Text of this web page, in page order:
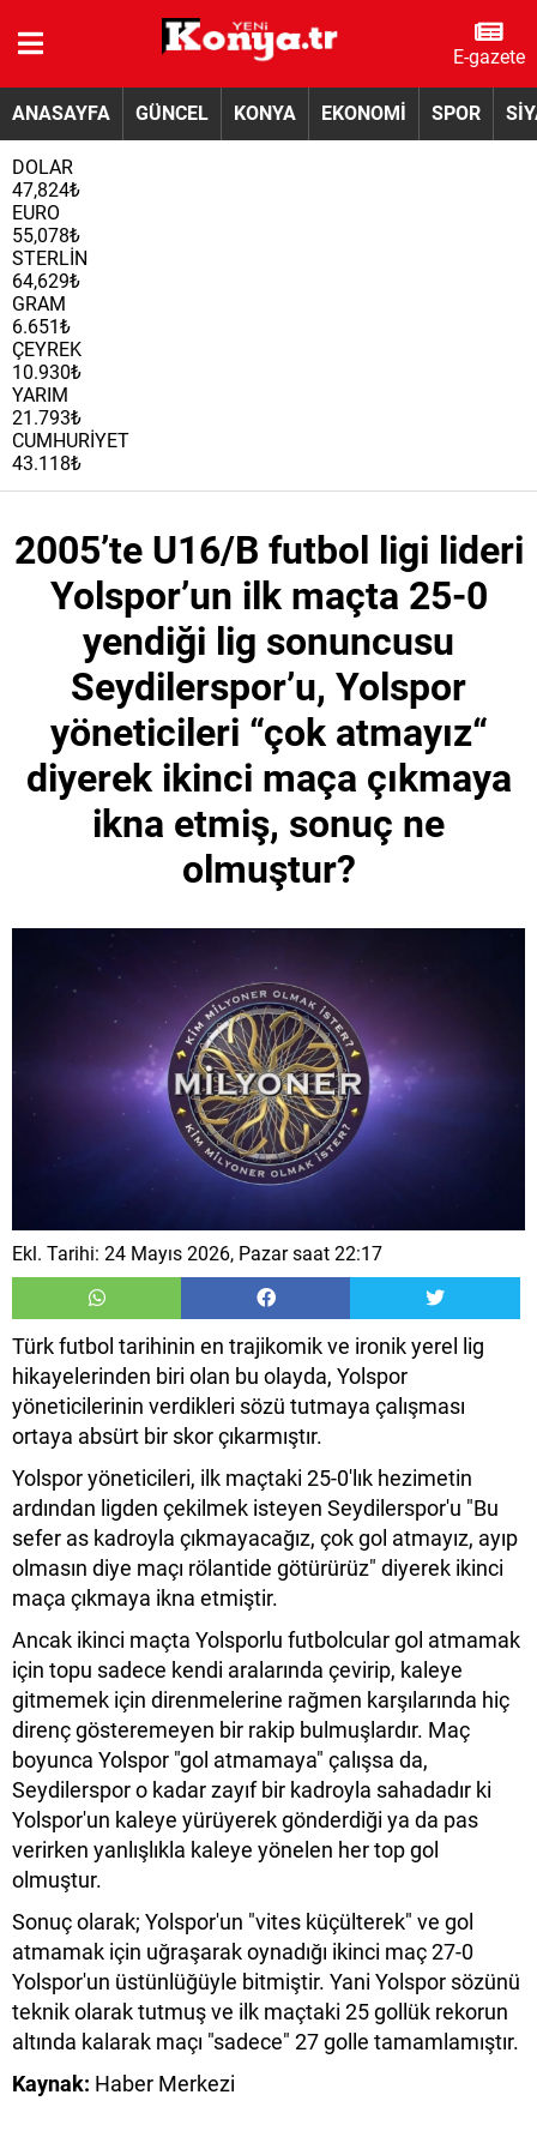
E-gazete
ANASAYFA GÜNCEL KONYA EKONOMİ SPOR
DOLAR
47,824₺
EURO
55,078₺
STERLİN
64,629₺
GRAM
6.651₺
ÇEYREK
10.930₺
YARIM
21.793₺
CUMHURİYET
43.118₺
2005’te U16/B futbol ligi lideri
Yolspor’un ilk maçta 25-0
yendiği lig sonuncusu
Seydilerspor’u, Yolspor
yöneticileri “çok atmayız“
diyerek ikinci maça çıkmaya
ikna etmiş, sonuç ne
olmuştur?
Ekl. Tarihi: 24 Mayıs 2026, Pazar saat 22:17
Türk futbol tarihinin en trajikomik ve ironik yerel lig
hikayelerinden biri olan bu olayda, Yolspor
yöneticilerinin verdikleri sözü tutmaya çalışması
ortaya absürt bir skor çıkarmıştır.
​Yolspor yöneticileri, ilk maçtaki 25-0'lık hezimetin
ardından ligden çekilmek isteyen Seydilerspor'u "Bu
sefer as kadroyla çıkmayacağız, çok gol atmayız, ayıp
olmasın diye maçı rölantide götürürüz" diyerek ikinci
maça çıkmaya ikna etmiştir.
​Ancak ikinci maçta Yolsporlu futbolcular gol atmamak
için topu sadece kendi aralarında çevirip, kaleye
gitmemek için direnmelerine rağmen karşılarında hiç
direnç gösteremeyen bir rakip bulmuşlardır. Maç
boyunca Yolspor "gol atmamaya" çalışsa da,
Seydilerspor o kadar zayıf bir kadroyla sahadadır ki
Yolspor'un kaleye yürüyerek gönderdiği ya da pas
verirken yanlışlıkla kaleye yönelen her top gol
olmuştur.
​Sonuç olarak; Yolspor'un "vites küçülterek" ve gol
atmamak için uğraşarak oynadığı ikinci maç 27-0
Yolspor'un üstünlüğüyle bitmiştir. Yani Yolspor sözünü
teknik olarak tutmuş ve ilk maçtaki 25 gollük rekorun
altında kalarak maçı "sadece" 27 golle tamamlamıştır.
Kaynak: Haber Merkezi